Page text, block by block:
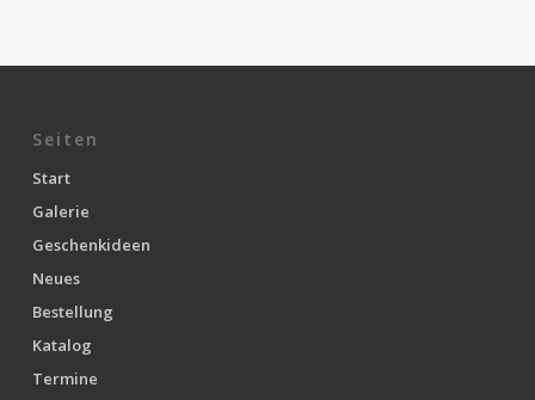
Seiten
Start
Galerie
Geschenkideen
Neues
Bestellung
Katalog
Termine